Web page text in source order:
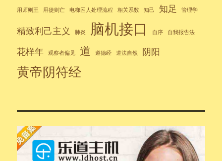
用师则王 用徒则亡 电梯困人处理流程 相关系数 知己 知足 管理学
精致利己主义 肺炎 脑机接口 自序 自我报告法
花样年 观察者偏见 道 道德经 道法自然 阴阳
黄帝阴符经